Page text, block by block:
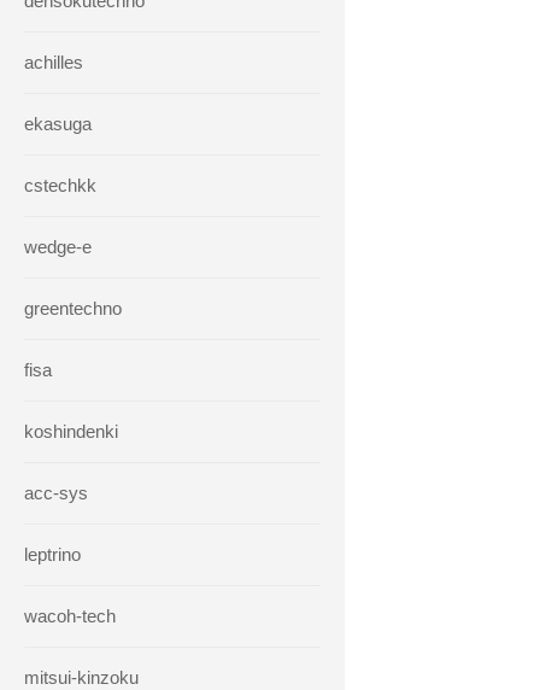
achilles
ekasuga
cstechkk
wedge-e
greentechno
fisa
koshindenki
acc-sys
leptrino
wacoh-tech
mitsui-kinzoku